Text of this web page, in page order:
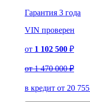
Гарантия 3 года
VIN проверен
от 1 102 500 ₽
от1 470 000 ₽
в кредит от 20 755